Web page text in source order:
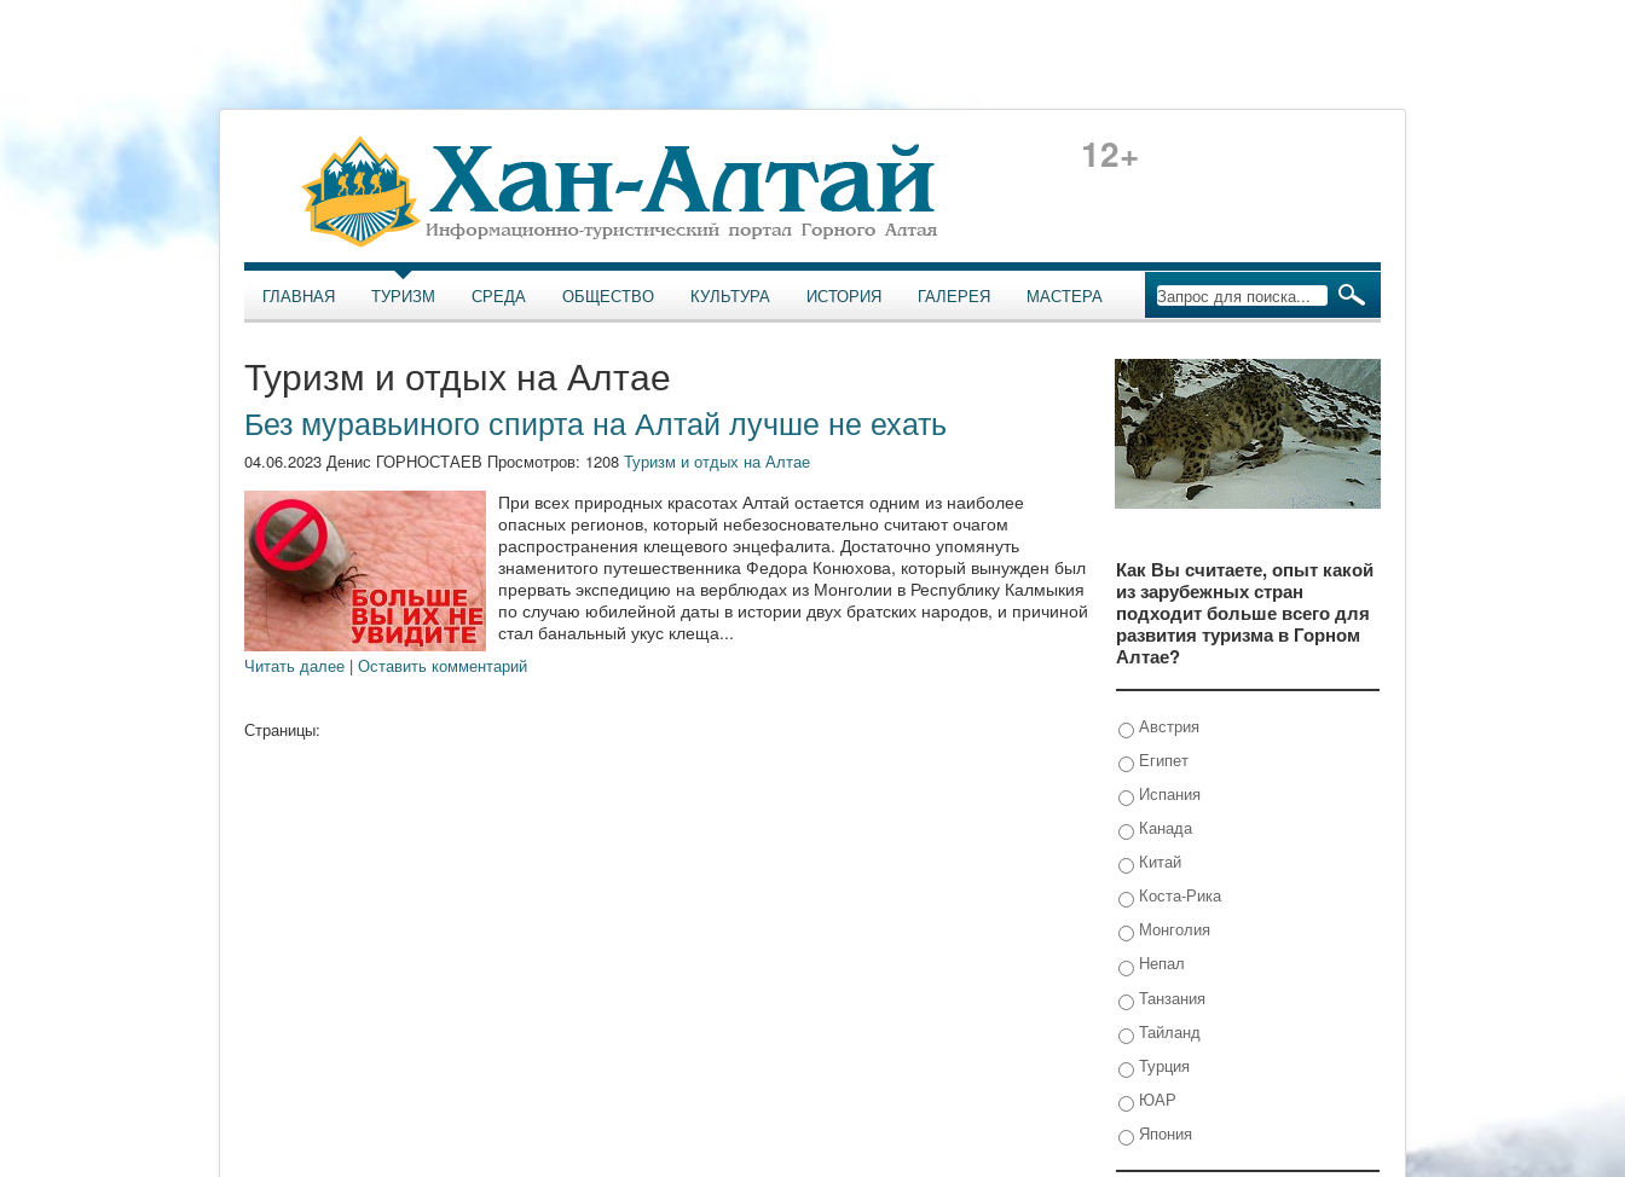
12+
ГЛАВНАЯ ТУРИЗМ СРЕДА ОБЩЕСТВО КУЛЬТУРА ИСТОРИЯ ГАЛЕРЕЯ МАСТЕРА
Туризм и отдых на Алтае
Без муравьиного спирта на Алтай лучше не ехать
04.06.2023 Денис ГОРНОСТАЕВ Просмотров: 1208 Туризм и отдых на Алтае
При всех природных красотах Алтай остается одним из наиболее
опасных регионов, который небезосновательно считают очагом
распространения клещевого энцефалита. Достаточно упомянуть
знаменитого путешественника Федора Конюхова, который вынужден был
прервать экспедицию на верблюдах из Монголии в Республику Калмыкия
по случаю юбилейной даты в истории двух братских народов, и причиной
стал банальный укус клеща...
Читать далее | Оставить комментарий
Страницы:
Как Вы считаете, опыт какой
из зарубежных стран
подходит больше всего для
развития туризма в Горном
Алтае?
Австрия
Египет
Испания
Канада
Китай
Коста-Рика
Монголия
Непал
Танзания
Тайланд
Турция
ЮАР
Япония